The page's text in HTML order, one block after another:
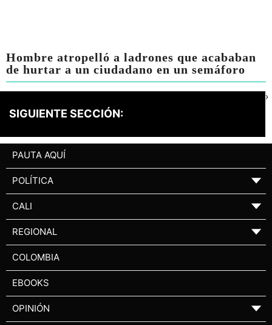
Hombre atropelló a ladrones que acababan
de hurtar a un ciudadano en un semáforo
SIGUIENTE SECCIÓN:
›
PAUTA AQUÍ
POLÍTICA ▼
CALI ▼
REGIONAL ▼
COLOMBIA
EBOOKS
OPINIÓN ▼